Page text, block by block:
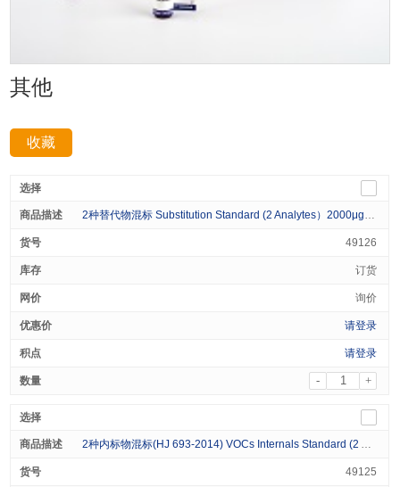
其他
收藏
2种替代物混标 Substitution Standard (2 Analytes）2000μg/mL in Acetone 1mL
49126
订货
询价
请登录
请登录
- +
2种内标物混标(HJ 693-2014) VOCs Internals Standard (2 Analytes）2000μg/mL in Methanol 1mL
49125